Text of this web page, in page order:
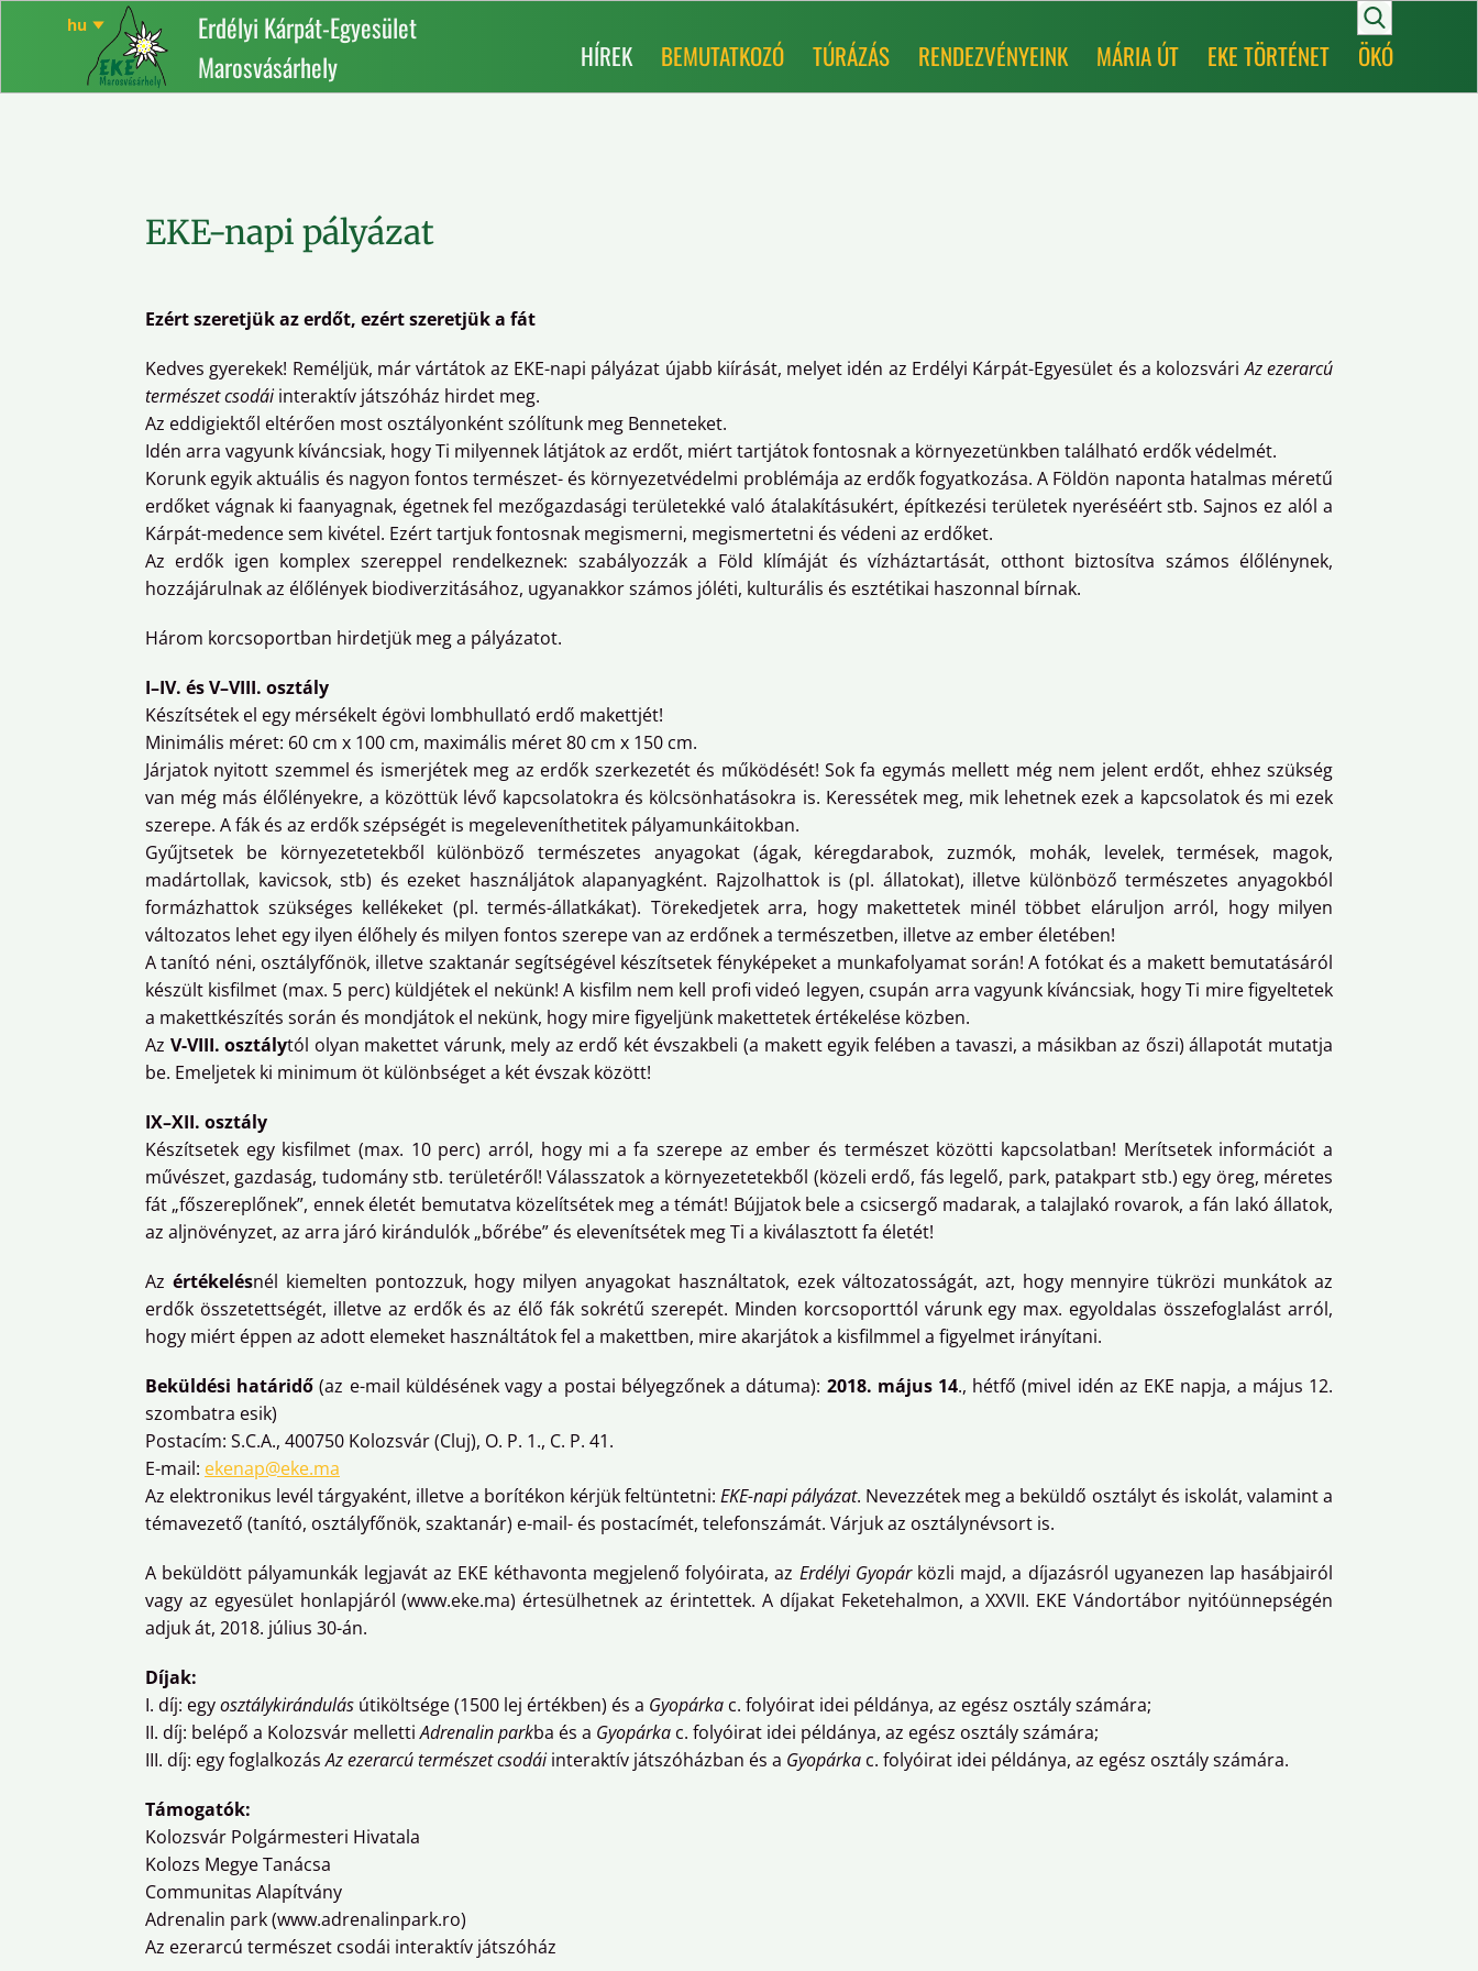
Erdélyi Kárpát-Egyesület
Marosvásárhely
HÍREK BEMUTATKOZÓ TÚRÁZÁS RENDEZVÉNYEINK MÁRIA ÚT EKE TÖRTÉNET ÖKÓ
EKE-napi pályázat
Ezért szeretjük az erdőt, ezért szeretjük a fát
Kedves gyerekek! Reméljük, már vártátok az EKE-napi pályázat újabb kiírását, melyet idén az Erdélyi Kárpát-Egyesület és a kolozsváriAz ezerarcú
természet csodáiinteraktív játszóház hirdet meg.
Az eddigiektől eltérően most osztályonként szólítunk meg Benneteket.
Idén arra vagyunk kíváncsiak, hogy Ti milyennek látjátok az erdőt, miért tartjátok fontosnak a környezetünkben található erdők védelmét.
Korunk egyik aktuális és nagyon fontos természet- és környezetvédelmi problémája az erdők fogyatkozása. A Földön naponta hatalmas méretű
erdőket vágnak ki faanyagnak, égetnek fel mezőgazdasági területekké való átalakításukért, építkezési területek nyeréséért stb. Sajnos ez alól a
Kárpát-medence sem kivétel. Ezért tartjuk fontosnak megismerni, megismertetni és védeni az erdőket.
Az erdők igen komplex szereppel rendelkeznek: szabályozzák a Föld klímáját és vízháztartását, otthont biztosítva számos élőlénynek,
hozzájárulnak az élőlények biodiverzitásához, ugyanakkor számos jóléti, kulturális és esztétikai haszonnal bírnak.
Három korcsoportban hirdetjük meg a pályázatot.
I–IV. és V–VIII. osztály
Készítsétek el egy mérsékelt égövi lombhullató erdő makettjét!
Minimális méret: 60 cm x 100 cm, maximális méret 80 cm x 150 cm.
Járjatok nyitott szemmel és ismerjétek meg az erdők szerkezetét és működését! Sok fa egymás mellett még nem jelent erdőt, ehhez szükség
van még más élőlényekre, a közöttük lévő kapcsolatokra és kölcsönhatásokra is. Keressétek meg, mik lehetnek ezek a kapcsolatok és mi ezek
szerepe. A fák és az erdők szépségét is megeleveníthetitek pályamunkáitokban.
Gyűjtsetek be környezetetekből különböző természetes anyagokat (ágak, kéregdarabok, zuzmók, mohák, levelek, termések, magok,
madártollak, kavicsok, stb) és ezeket használjátok alapanyagként. Rajzolhattok is (pl. állatokat), illetve különböző természetes anyagokból
formázhattok szükséges kellékeket (pl. termés-állatkákat). Törekedjetek arra, hogy makettetek minél többet eláruljon arról, hogy milyen
változatos lehet egy ilyen élőhely és milyen fontos szerepe van az erdőnek a természetben, illetve az ember életében!
A tanító néni, osztályfőnök, illetve szaktanár segítségével készítsetek fényképeket a munkafolyamat során! A fotókat és a makett bemutatásáról
készült kisfilmet (max. 5 perc) küldjétek el nekünk! A kisfilm nem kell profi videó legyen, csupán arra vagyunk kíváncsiak, hogy Ti mire figyeltetek
a makettkészítés során és mondjátok el nekünk, hogy mire figyeljünk makettetek értékelése közben.
Az V-VIII. osztálytól olyan makettet várunk, mely az erdő két évszakbeli (a makett egyik felében a tavaszi, a másikban az őszi) állapotát mutatja
be. Emeljetek ki minimum öt különbséget a két évszak között!
IX–XII. osztály
Készítsetek egy kisfilmet (max. 10 perc) arról, hogy mi a fa szerepe az ember és természet közötti kapcsolatban! Merítsetek információt a
művészet, gazdaság, tudomány stb. területéről! Válasszatok a környezetetekből (közeli erdő, fás legelő, park, patakpart stb.) egy öreg, méretes
fát „főszereplőnek”, ennek életét bemutatva közelítsétek meg a témát! Bújjatok bele a csicsergő madarak, a talajlakó rovarok, a fán lakó állatok,
az aljnövényzet, az arra járó kirándulók „bőrébe” és elevenítsétek meg Ti a kiválasztott fa életét!
Az értékelésnél kiemelten pontozzuk, hogy milyen anyagokat használtatok, ezek változatosságát, azt, hogy mennyire tükrözi munkátok az
erdők összetettségét, illetve az erdők és az élő fák sokrétű szerepét. Minden korcsoporttól várunk egy max. egyoldalas összefoglalást arról,
hogy miért éppen az adott elemeket használtátok fel a makettben, mire akarjátok a kisfilmmel a figyelmet irányítani.
Beküldési határidő (az e-mail küldésének vagy a postai bélyegzőnek a dátuma): 2018. május 14., hétfő (mivel idén az EKE napja, a május 12.
szombatra esik)
Postacím: S.C.A., 400750 Kolozsvár (Cluj), O. P. 1., C. P. 41.
E-mail: ekenap@eke.ma
Az elektronikus levél tárgyaként, illetve a borítékon kérjük feltüntetni: EKE-napi pályázat. Nevezzétek meg a beküldő osztályt és iskolát, valamint a
témavezető (tanító, osztályfőnök, szaktanár) e-mail- és postacímét, telefonszámát. Várjuk az osztálynévsort is.
A beküldött pályamunkák legjavát az EKE kéthavonta megjelenő folyóirata, az Erdélyi Gyopárközli majd, a díjazásról ugyanezen lap hasábjairól
vagy az egyesület honlapjáról (www.eke.ma) értesülhetnek az érintettek. A díjakat Feketehalmon, a XXVII. EKE Vándortábor nyitóünnepségén
adjuk át, 2018. július 30-án.
Díjak:
I. díj: egyosztálykirándulás útiköltsége (1500 lej értékben) és a Gyopárka c. folyóirat idei példánya, az egész osztály számára;
II. díj: belépő a Kolozsvár mellettiAdrenalin parkba és a Gyopárka c. folyóirat idei példánya, az egész osztály számára;
III. díj: egy foglalkozásAz ezerarcú természet csodáiinteraktív játszóházban és a Gyopárka c. folyóirat idei példánya, az egész osztály számára.
Támogatók:
Kolozsvár Polgármesteri Hivatala
Kolozs Megye Tanácsa
Communitas Alapítvány
Adrenalin park (www.adrenalinpark.ro)
Az ezerarcú természet csodái interaktív játszóház